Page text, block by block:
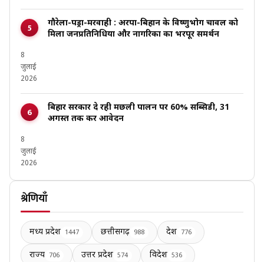
गौरेला-पेंड्रा-मरवाही : अरपा-बिहान के विष्णुभोग चावल को
मिला जनप्रतिनिधियों और नागरिकों का भरपूर समर्थन
8
जुलाई
2026
बिहार सरकार दे रही मछली पालन पर 60% सब्सिडी, 31
अगस्त तक करें आवेदन
8
जुलाई
2026
श्रेणियाँ
मध्य प्रदेश 1447 छत्तीसगढ़ 988 देश 776
राज्य 706 उत्तर प्रदेश 574 विदेश 536